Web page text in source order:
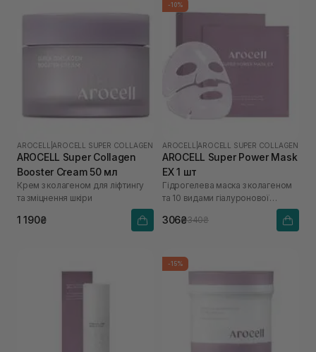
AROCELL AROCELL SUPER COLLAGEN
AROCELL Super Collagen
Booster Cream 50 мл
Крем з колагеном для ліфтингу
та зміцнення шкіри
1 190₴
-10%
AROCELL AROCELL SUPER COLLAGEN
AROCELL Super Power Mask
EX 1 шт
Гідрогелева маска з колагеном
та 10 видами гіалуронової
306₴340₴
-15%